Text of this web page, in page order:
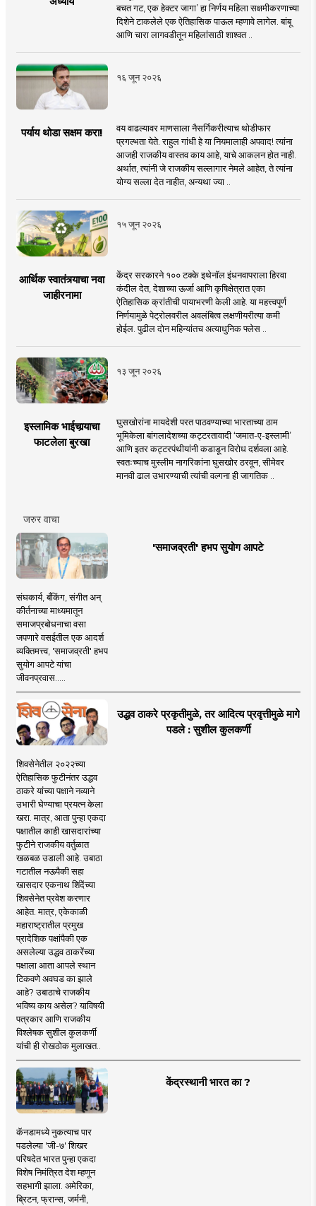
बचत गट, एक हेक्टर जागा’ हा निर्णय महिला सक्षमीकरणाच्या
दिशेने टाकलेले एक ऐतिहासिक पाऊल म्हणावे लागेल. बांबू
आणि चारा लागवडीतून महिलांसाठी शाश्वत ..
१६ जून २०२६
पर्याय थोडा सक्षम करा!
वय वाढल्यावर माणसाला नैसर्गिकरीत्याच थोडीफार
प्रगल्भता येते. राहुल गांधी हे या नियमालाही अपवाद! त्यांना
आजही राजकीय वास्तव काय आहे, याचे आकलन होत नाही.
अर्थात, त्यांनी जे राजकीय सल्लागार नेमले आहेत, ते त्यांना
योग्य सल्ला देत नाहीत, अन्यथा ज्या ..
१५ जून २०२६
आर्थिक स्वातंत्र्याचा नवा
जाहीरनामा
केंद्र सरकारने १०० टक्के इथेनॉल इंधनवापराला हिरवा
कंदील देत, देशाच्या ऊर्जा आणि कृषिक्षेत्रात एका
ऐतिहासिक क्रांतीची पायाभरणी केली आहे. या महत्त्वपूर्ण
निर्णयामुळे पेट्रोलवरील अवलंबित्व लक्षणीयरीत्या कमी
होईल. पुढील दोन महिन्यांतच अत्याधुनिक फ्लेस ..
१३ जून २०२६
इस्लामिक भाईचार्‍याचा
फाटलेला बुरखा
घुसखोरांना मायदेशी परत पाठवण्याच्या भारताच्या ठाम
भूमिकेला बांगलादेशच्या कट्टरतावादी ‘जमात-ए-इस्लामी’
आणि इतर कट्टरपंथीयांनी कडाडून विरोध दर्शवला आहे.
स्वतःच्याच मुस्लीम नागरिकांना घुसखोर ठरवून, सीमेवर
मानवी ढाल उभारण्याची त्यांची वल्गना ही जागतिक ..
जरुर वाचा
'समाजव्रती' हभप सुयोग आपटे
संघकार्य, बँकिंग, संगीत अन्
कीर्तनाच्या माध्यमातून
समाजप्रबोधनाचा वसा
जपणारे वसईतील एक आदर्श
व्यक्तिमत्त्व, 'समाजव्रती' हभप
सुयोग आपटे यांचा
जीवनप्रवास.....
उद्धव ठाकरे प्रकृतीमुळे, तर आदित्य प्रवृत्तीमुळे मागे
पडले : सुशील कुलकर्णी
शिवसेनेतील २०२२च्या
ऐतिहासिक फुटीनंतर उद्धव
ठाकरे यांच्या पक्षाने नव्याने
उभारी घेण्याचा प्रयत्न केला
खरा. मात्र, आता पुन्हा एकदा
पक्षातील काही खासदारांच्या
फुटीने राजकीय वर्तुळात
खळबळ उडाली आहे. उबाठा
गटातील नऊपैकी सहा
खासदार एकनाथ शिंदेंच्या
शिवसेनेत प्रवेश करणार
आहेत. मात्र, एकेकाळी
महाराष्ट्रातील प्रमुख
प्रादेशिक पक्षांपैकी एक
असलेल्या उद्धव ठाकरेंच्या
पक्षाला आता आपले स्थान
टिकवणे अवघड का झाले
आहे? उबाठाचे राजकीय
भविष्य काय असेल? याविषयी
पत्रकार आणि राजकीय
विश्लेषक सुशील कुलकर्णी
यांची ही रोखठोक मुलाखत..
केंद्रस्थानी भारत का ?
कॅनडामध्ये नुकत्याच पार
पडलेल्या 'जी-७' शिखर
परिषदेत भारत पुन्हा एकदा
विशेष निमंत्रित देश म्हणून
सहभागी झाला. अमेरिका,
ब्रिटन, फ्रान्स, जर्मनी,